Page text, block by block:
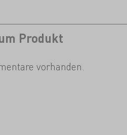
Produkt
vorhanden.